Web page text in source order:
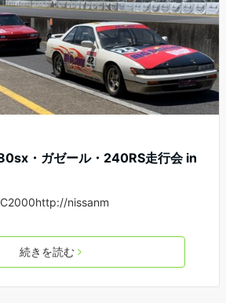
・ガゼール・240RS走行会 in
nissanm
続きを読む